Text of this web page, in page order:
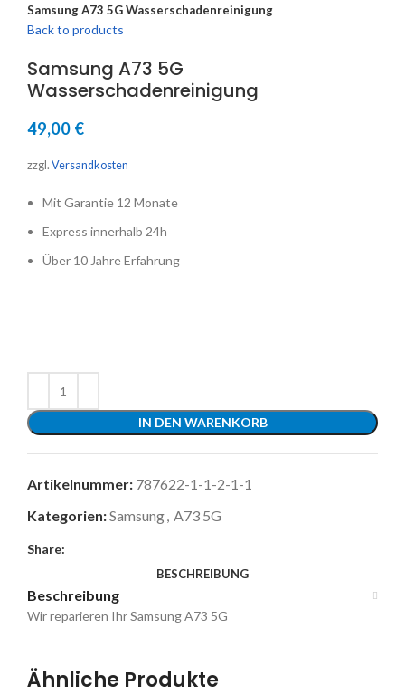
Samsung A73 5G Wasserschadenreinigung
Back to products
Samsung A73 5G
Wasserschadenreinigung
49,00 €
zzgl. Versandkosten
Mit Garantie 12 Monate
Express innerhalb 24h
Über 10 Jahre Erfahrung
IN DEN WARENKORB
Artikelnummer: 787622-1-1-2-1-1
Kategorien:Samsung, A73 5G
Share:
BESCHREIBUNG
Beschreibung
Wir reparieren Ihr Samsung A73 5G
Ähnliche Produkte